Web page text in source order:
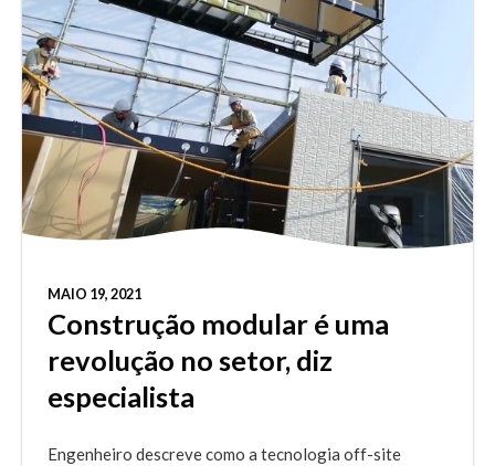
MAIO 19, 2021
Construção modular é uma
revolução no setor, diz
especialista
Engenheiro descreve como a tecnologia off-site